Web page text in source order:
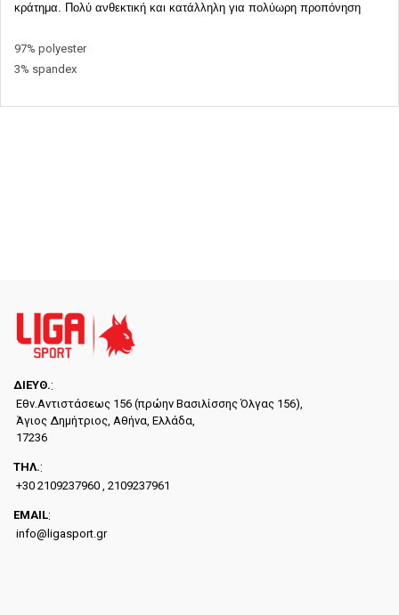
κράτημα. Πολύ ανθεκτική και κατάλληλη για πολύωρη προπόνηση
97% polyester
3% spandex
ΔΙΕYΘ.:
Εθν.Αντιστάσεως 156 (πρώην Βασιλίσσης Όλγας 156),
Άγιος Δημήτριος, Αθήνα, Ελλάδα,
17236
ΤΗΛ.:
+30 2109237960 , 2109237961
EMAIL:
info@ligasport.gr